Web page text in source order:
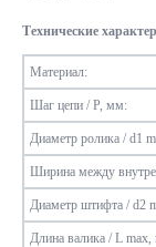
Технические
Материал:
Шаг цепи / P, мм:
Диаметр ролика / d1
Ширина между
Диаметр штифта / d2
Длина валика / L